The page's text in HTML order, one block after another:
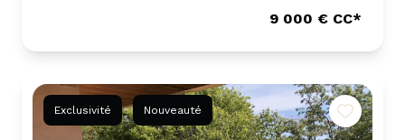
9 000 € CC*
Exclusivité Nouveauté